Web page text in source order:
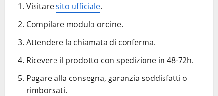
Visitaresito ufficiale.
Compilare modulo ordine.
Attendere la chiamata di conferma.
Ricevere il prodotto con spedizione in 48-72h.
Pagare alla consegna, garanzia soddisfatti o
rimborsati.